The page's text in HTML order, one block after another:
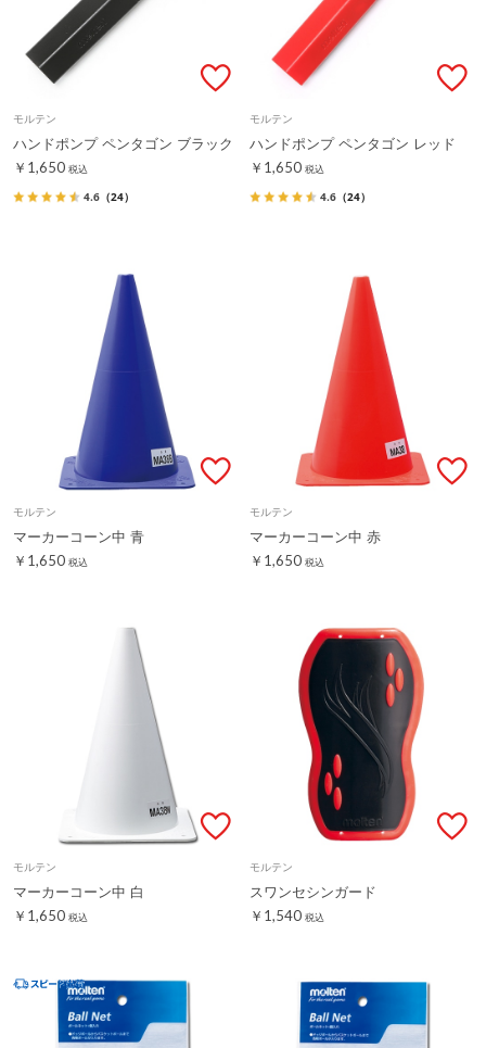
モルテン
ハンドポンプ ペンタゴン ブラック
￥1,650 税込
4.6 （24）
モルテン
ハンドポンプ ペンタゴン レッド
￥1,650 税込
4.6 （24）
モルテン
マーカーコーン中 青
￥1,650 税込
モルテン
マーカーコーン中 赤
￥1,650 税込
モルテン
マーカーコーン中 白
￥1,650 税込
モルテン
スワンセシンガード
￥1,540 税込